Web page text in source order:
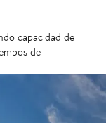
capacidad de
de